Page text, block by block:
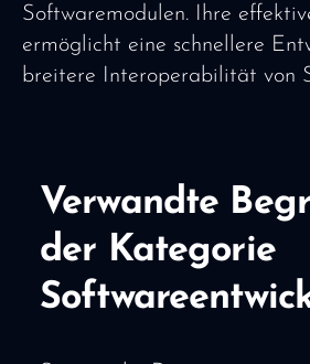
Softwaremodulen. Ihre
ermöglicht eine schnellere
breitere Interoperabilität von
Verwandte
der Kategorie